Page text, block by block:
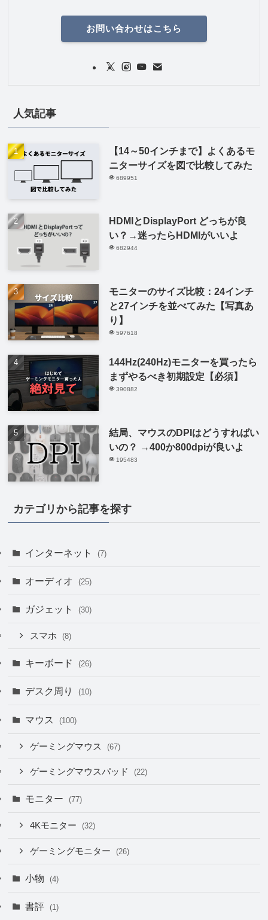
お問い合わせはこちら
人気記事
【14～50インチまで】よくあるモ
ニターサイズを図で比較してみた
689951
HDMIとDisplayPort どっちが良
い？→迷ったらHDMIがいいよ
682944
モニターのサイズ比較：24インチ
と27インチを並べてみた【写真あ
り】
597618
144Hz(240Hz)モニターを買ったら
まずやるべき初期設定【必須】
390882
結局、マウスのDPIはどうすればい
いの？ →400か800dpiが良いよ
195483
カテゴリから記事を探す
インターネット (7)
オーディオ (25)
ガジェット (30)
スマホ (8)
キーボード (26)
デスク周り (10)
マウス (100)
ゲーミングマウス (67)
ゲーミングマウスパッド (22)
モニター (77)
4Kモニター (32)
ゲーミングモニター (26)
小物 (4)
書評 (1)